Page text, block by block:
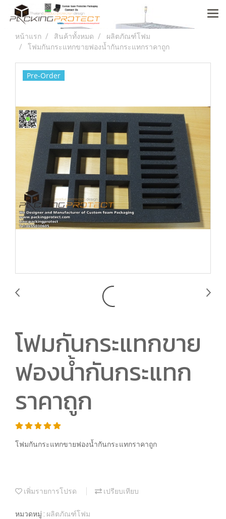
หน้าแรก สินค้าทั้งหมด
ผลิตภัณฑ์โฟม
โฟมกันกระแทกขายฟองน้ำกันกระแทกราคาถูก
Pre-Order
โฟมกันกระแทกขาย
ฟองน้ำกันกระแทก
ราคาถูก
โฟมกันกระแทกขายฟองน้ำกันกระแทกราคาถูก
เพิ่มรายการโปรด เปรียบเทียบ
หมวดหมู่ : ผลิตภัณฑ์โฟม